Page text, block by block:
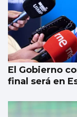
El Gobierno
final será en